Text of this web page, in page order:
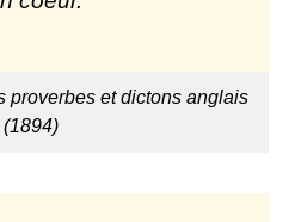
proverbes et dictons anglais
(1894)